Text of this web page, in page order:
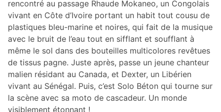
rencontré au passage Rhaude Mokaneo, un Congolais
vivant en Côte d’Ivoire portant un habit tout cousu de
plastiques bleu-marine et noires, qui fait de la musique
avec le bruit de l’eau tout en sifflant et soufflant à
même le sol dans des bouteilles multicolores revêtues
de tissus pagne. Juste après, passe un jeune chanteur
malien résidant au Canada, et Dexter, un Libérien
vivant au Sénégal. Puis, c’est Solo Béton qui tourne sur
la scène avec sa moto de cascadeur. Un monde
visiblement étonnant !